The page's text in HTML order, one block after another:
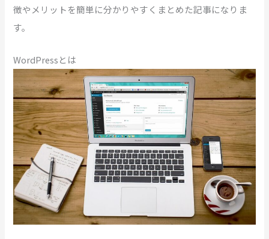
徴やメリットを簡単に分かりやすくまとめた記事になりま
す。
WordPressとは